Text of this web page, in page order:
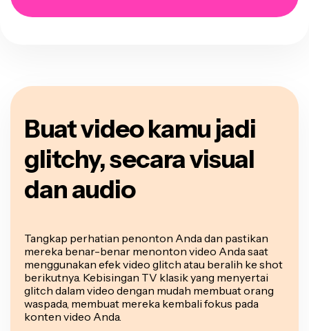
Buat video kamu jadi
glitchy, secara visual
dan audio
Tangkap perhatian penonton Anda dan pastikan
mereka benar-benar menonton video Anda saat
menggunakan efek video glitch atau beralih ke shot
berikutnya. Kebisingan TV klasik yang menyertai
glitch dalam video dengan mudah membuat orang
waspada, membuat mereka kembali fokus pada
konten video Anda.